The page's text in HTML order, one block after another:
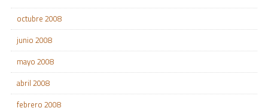
octubre 2008
junio 2008
mayo 2008
abril 2008
febrero 2008